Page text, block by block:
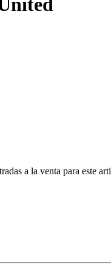
a la venta para este